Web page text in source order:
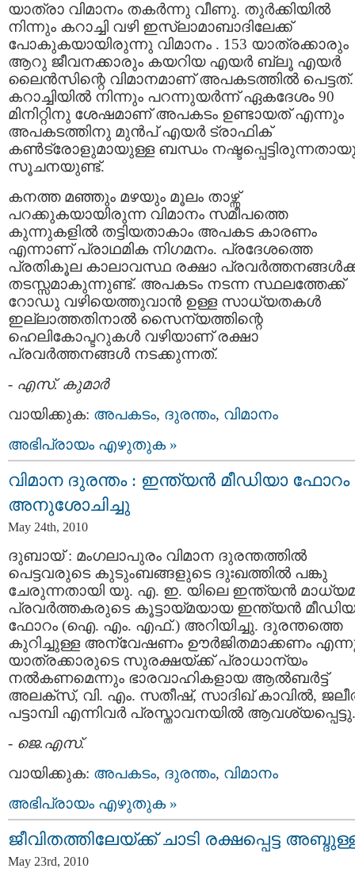
യാത്രാ വിമാനം തകര്‍ന്നു വീണു. തുര്‍ക്കിയില്‍
നിന്നും കറാച്ചി വഴി ഇസ്ലാമാബാദിലേക്ക്
പോകുകയായിരുന്നു വിമാനം . 153 യാത്രക്കാരും
ആറു ജീവനക്കാരും കയറിയ എയര്‍ ബ്ലൂ എയര്‍
ലൈന്‍സിന്റെ വിമാനമാണ് അപകടത്തില്‍ പെട്ടത്.
കറാച്ചിയില്‍ നിന്നും പറന്നുയര്‍ന്ന് ഏകദേശം 90
മിനിറ്റിനു ശേ‌ഷമാണ് അപകടം ഉണ്ടായത് എന്നും
അപകടത്തിനു മുന്‍പ് എയര്‍ ട്രാഫിക്
കണ്‍ട്രോളുമായുള്ള ബന്ധം
സൂചനയുണ്ട്.
കനത്ത മഞ്ഞും മഴയും മൂലം താഴ്ന്ന്
പറക്കുകയായിരുന്ന വിമാനം സമീപത്തെ
കുന്നുകളില്‍ തട്ടിയതാകാം അപകട കാരണം
എന്നാണ് പ്രാഥമിക നിഗമനം. പ്രദേശത്തെ
പ്രതികൂല കാലാവസ്ഥ രക്ഷാ
തടസ്സമാകുന്നുണ്ട്. അപകടം നടന്ന സ്ഥലത്തേക്ക്
റോഡു വഴിയെത്തുവാന്‍ ഉള്ള സാധ്യതകള്‍
ഇല്ലാത്തതിനാല്‍ സൈന്യത്തിന്റെ
ഹെലികോപ്ടറുകള്‍ വഴിയാണ് രക്ഷാ
പ്രവര്‍ത്തനങ്ങള്‍ നടക്കുന്നത്.
- എസ്. കുമാര്‍
വായിക്കുക: അപകടം, ദുരന്തം, വിമാനം
അഭിപ്രായം എഴുതുക »
വിമാന ദുരന്തം : ഇന്ത്യന്‍ മീഡിയാ ഫോറം
അനുശോചിച്ചു
May 24th, 2010
ദുബായ്‌ : മംഗലാപുരം വിമാന ദുരന്തത്തില്‍
പെട്ടവരുടെ കുടുംബങ്ങളുടെ ദുഃഖത്തില്‍ പങ്കു
ചേരുന്നതായി യു. എ. ഇ. യിലെ ഇന്ത്യന്‍
പ്രവര്‍ത്തകരുടെ കൂട്ടായ്മയായ ഇന്ത്യന്‍
ഫോറം (ഐ. എം. എഫ്.) അറിയിച്ചു. ദുരന്തത്തെ
കുറിച്ചുള്ള അന്വേഷണം ഊര്‍ജിതമാക്കണം
യാത്രക്കാരുടെ സുരക്ഷയ്ക്ക് പ്രാധാന്യം
നല്‍കണമെന്നും ഭാരവാഹികളായ ആല്‍ബര്‍ട്ട്
അലക്സ്‌, വി. എം. സതീഷ്‌, സാദിഖ്‌ കാവില്‍,
പട്ടാമ്പി എന്നിവര്‍ പ്രസ്താവനയില്‍ ആവശ്യപ്പെട്ടു.
- ജെ.എസ്.
വായിക്കുക: അപകടം, ദുരന്തം, വിമാനം
അഭിപ്രായം എഴുതുക »
ജീവിതത്തിലേയ്ക്ക് ചാടി രക്ഷപ്പെട്ട
May 23rd, 2010